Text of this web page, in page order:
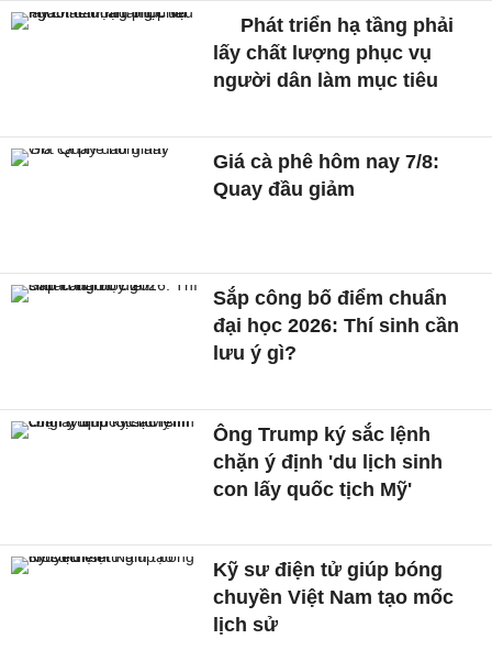
Phát triển hạ tầng phải
lấy chất lượng phục vụ
người dân làm mục tiêu
Giá cà phê hôm nay 7/8:
Quay đầu giảm
Sắp công bố điểm chuẩn
đại học 2026: Thí sinh cần
lưu ý gì?
Ông Trump ký sắc lệnh
chặn ý định 'du lịch sinh
con lấy quốc tịch Mỹ'
Kỹ sư điện tử giúp bóng
chuyền Việt Nam tạo mốc
lịch sử